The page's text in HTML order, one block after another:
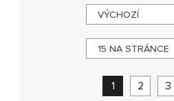
VÝCHOZÍ
15 NA STRÁNCE
1 2 3